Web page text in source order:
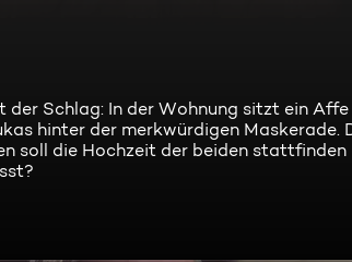
Schlag: In der Wohnung sitzt ein
hinter der merkwürdigen
soll die Hochzeit der beiden